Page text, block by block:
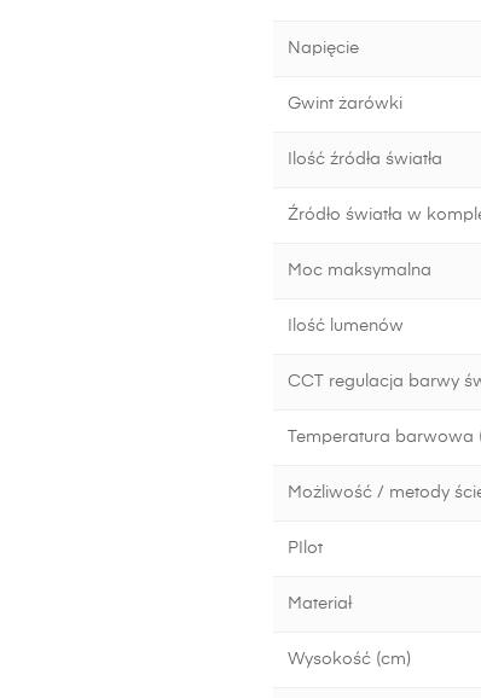
Napięcie
Gwint żarówki
Ilość źródła światła
Źródło światła w
Moc maksymalna
Ilość lumenów
CCT regulacja barwy
Temperatura barwowa
Możliwość / metody
PIlot
Materiał
Wysokość (cm)